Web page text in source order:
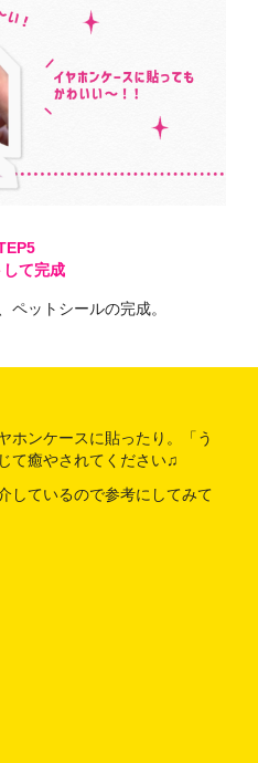
して完成
ペットシールの完成。
ホンケースに貼ったり。「う
て癒やされてください♫
しているので参考にしてみて